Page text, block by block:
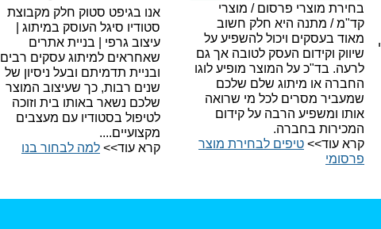
אנו בגיפט סטוק חלק מקבוצת
סטודיו סיגל העוסק במיתוג |
עיצוב גרפי | בניית אתרים
שאחראים למיתוג עסקים רבים
ובניית תדמיתם ובעל ניסיון של
שנים רבות, כך שעיצוב המוצר
שלכם נשאר באותו בית וזוכה
לטיפול בסטודיו עם מעצבים
מקצועיים....
קרא עוד>> למה לבחור בנו​
בחירת מוצרי פרסום / מוצרי
קד"מ / מתנה היא חלק חשוב
מאוד בעסקים ויכול להשפיע על
שיווק וקידום העסק לטובה אך גם
לרעה. בד"כ על המוצר מופיע לוגו
החברה או מיתוג שלם שלכם
שמעביר מסרים לכל מי שרואה
אותו ומשפיע הרבה על קידום
המכירות בחברה.
קרא עוד>> טיפים לבחירת מוצר
פרסומי